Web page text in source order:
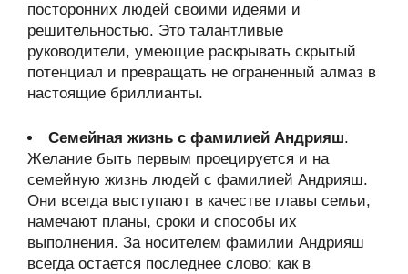
посторонних людей своими идеями и
решительностью. Это талантливые
руководители, умеющие раскрывать скрытый
потенциал и превращать не ограненный алмаз в
настоящие бриллианты.
Семейная жизнь с фамилией Андрияш.
Желание быть первым проецируется и на
семейную жизнь людей с фамилией Андрияш.
Они всегда выступают в качестве главы семьи,
намечают планы, сроки и способы их
выполнения. За носителем фамилии Андрияш
всегда остается последнее слово: как в